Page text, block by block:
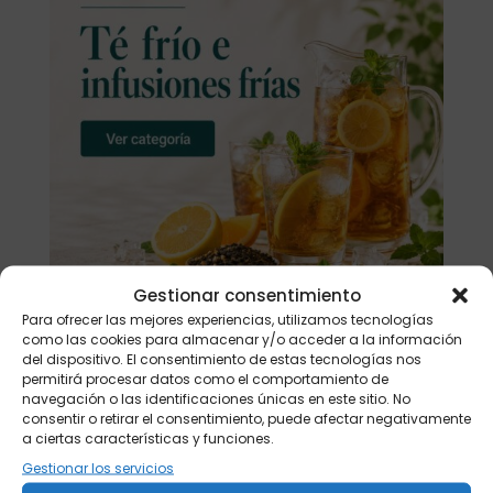
Gestionar consentimiento
Para ofrecer las mejores experiencias, utilizamos tecnologías
como las cookies para almacenar y/o acceder a la información
del dispositivo. El consentimiento de estas tecnologías nos
permitirá procesar datos como el comportamiento de
navegación o las identificaciones únicas en este sitio. No
consentir o retirar el consentimiento, puede afectar negativamente
a ciertas características y funciones.
Gestionar los servicios
Buscar
Productos
Tisanera "Christmas Cats" 0,25l.